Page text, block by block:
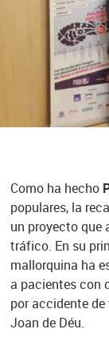
Como ha hecho
populares, la
un proyecto que
tráfico. En su
mallorquina ha
a pacientes con
por accidente
Joan de Déu.